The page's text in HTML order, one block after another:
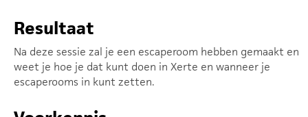
Resultaat
Na deze sessie zal je een escaperoom hebben gemaakt en
weet je hoe je dat kunt doen in Xerte en wanneer je
escaperooms in kunt zetten.